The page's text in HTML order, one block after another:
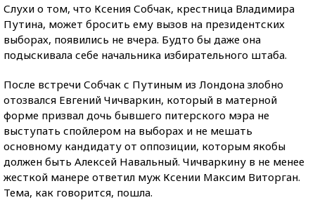
Слухи о том, что Ксения Собчак, крестница Владимира
Путина, может бросить ему вызов на президентских
выборах, появились не вчера. Будто бы даже она
подыскивала себе начальника избирательного штаба.
После встречи Собчак с Путиным из Лондона злобно
отозвался Евгений Чичваркин, который в матерной
форме призвал дочь бывшего питерского мэра не
выступать спойлером на выборах и не мешать
основному кандидату от оппозиции, которым якобы
должен быть Алексей Навальный. Чичваркину в не менее
жесткой манере ответил муж Ксении Максим Виторган.
Тема, как говорится, пошла.